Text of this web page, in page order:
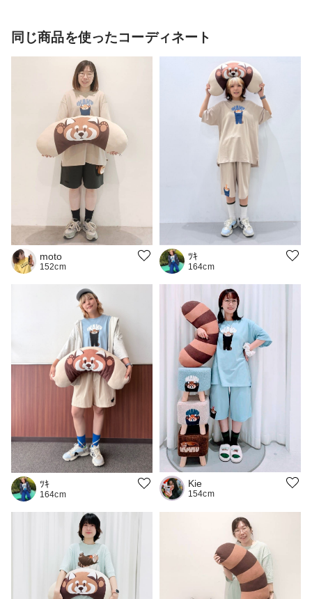
同じ商品を使ったコーディネート
moto
152cm
ﾂｷ
164cm
ﾂｷ
164cm
Kie
154cm